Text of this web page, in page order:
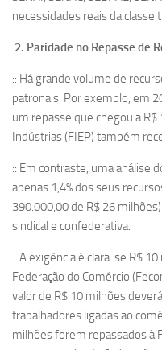
necessidades reais da classe
2. Paridade no Repasse de
:: Há grande volume de
patronais. Por exemplo, em
um repasse que chegou a
Indústrias (FIEP) também
:: Em contraste, uma análise
apenas 1,4% dos seus
390.000,00 de R$ 26
sindical e confederativa.
:: A exigência é clara: se R$
Federação do Comércio
valor de R$ 10 milhões
trabalhadores ligadas ao
milhões forem repassados à